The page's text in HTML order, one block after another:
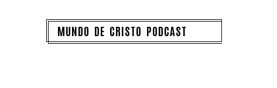
MUNDO DE CRISTO PODCAST